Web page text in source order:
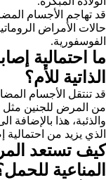
قد تهاجم الأجسام
حالات الأمراض
الفوسفورية.
ما احتمالية
الذاتية للأم؟
قد تنتقل الأجسام
من المرض للجنين مثل
والذئبة، هذا بالإضافة
الذي يزيد من
كيف تستعد
المناعية